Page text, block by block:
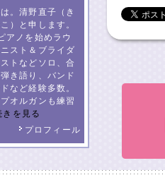
。清野直子（き
）と申します。
アノを始めラウ
スト＆ブライダ
トなどソロ、合
き語り、バンド
など経験多数。
オルガンも練習
きを見る
プロフィール